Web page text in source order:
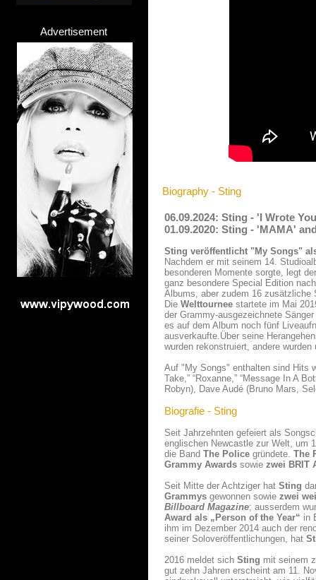
Advertisement
Biography - Sting
06.09.2024: Sting - 'I Wrote
01.09.2020: Sting - 'MAMA'
Sting veröffentlicht "My Songs"
Nachdem er mit seinem 14.
besonderen Momente sorgte, legt
ganz besondere Special Edition
Albums, aber zudem 16 zusätzliche
Die Welttournee startete im Mai
der Grammy-ausgezeichnete
es auf dem Album noch fünf
ausverkaufte.Über seine
wurden rekonstruiert, andere
Auf "My Songs" enthalten sind Hits
Take,” “Roxanne,” “Message In A
Robyn), Dave Audé (Bruno Mars,
Biografie - Sting
Seit Jahrzehnten gefeiert als
englischen Newcastle zur Welt, um
die Band The Police gründete. The
Grammy Awards sowie zwei BRIT
Seit Mitte der Achtziger hat Sting
Grammys gewonnen sowie zwei
Billboard Magazine; ausserdem
Award als „Person of the Year“ in
ihm im Dezember 2014 auch der
seiner Soloveröffentlichungen, hat
2016 meldet sich Sting mit seinem
gut zehn Jahren erscheint am 11.